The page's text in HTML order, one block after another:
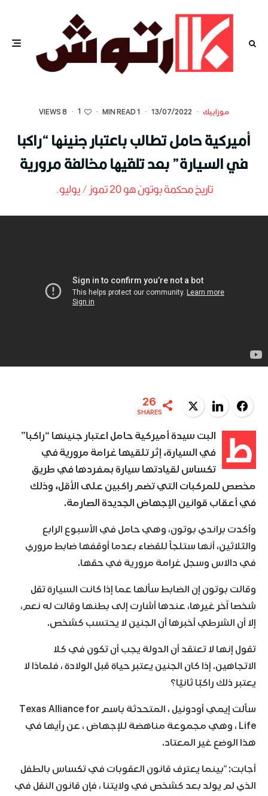
موزاييك ·
13/07/2022
·
1 MIN READ
·
1
·
8 VIEWS
أميركية حامل تطالب باعتبار جنينها “راكبا
في السيارة” بعد تلقيها مخالفة مرورية
تاريخ محكمة بوتون هو 20 تموز / يوليو.
Facebook
LinkedIn
Twitter
26
SHARES
ط
البت سيدة أميركية حامل اعتبار جنينها “راكبا”
في السيارة، إثر تلقيها غرامة مرورية في
تكساس لقيادتها سيارة بمفردها في طريق
مخصص للمركبات التي تضم راكبين على الأقل، وذلك
في أعقاب قوانين الإجهاض الجديدة الصارمة.
وأكدت براندي بوتون، وهي حامل في الأسبوع الرابع
والثلاثين، أنها ستلجأ للقضاء بعدما أوقفها ضابط مروري
في دالاس وسجل غرامة مرورية في حقها.
وقالت بوتون إن الضابط سألها عما إذا كانت السيارة تقل
شخصا آخر غيرها، عندها أشارت إلى بطنها وقالت له نعم،
إلا أن الشرطي أخبرها أن الجنين لا يحتسب كشخص.
تقول إنها لا تعتقد أن الدولة يجب أن تكون في كلا
الاتجاهين. إذا كان الجنين يعتبر حياة قبل الولادة ، فلماذا لا
يعتبر ذلك راكبًا ثانيًا؟
سألت إيمي أودونيل ، المتحدثة باسم Texas Alliance for
Life ، وهي مجموعة مناهضة للإجهاض ، عن رأيها في
هذا الوضع غير المعتاد.
أجابت: “بينما يعترف قانون العقوبات في تكساس بالطفل
الذي لم يولد بعد كشخص في ولايتنا ، فإن قانون النقل في